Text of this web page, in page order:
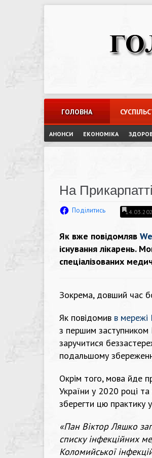
ГОЛОВНА
АНОНСИ ЕКОНОМІКА
На
Поділитись
Як вже повідомляв
існування лікарень.
спеціалізованих
Зокрема, довший час
Як повідомив в мережі
з першим заступником
заручитися
подальшому
Окрім того, мова йде
України у 2020 році
зберегти цю практику
«Пан Віктор Ляшко
списку інфекційних
Коломийської